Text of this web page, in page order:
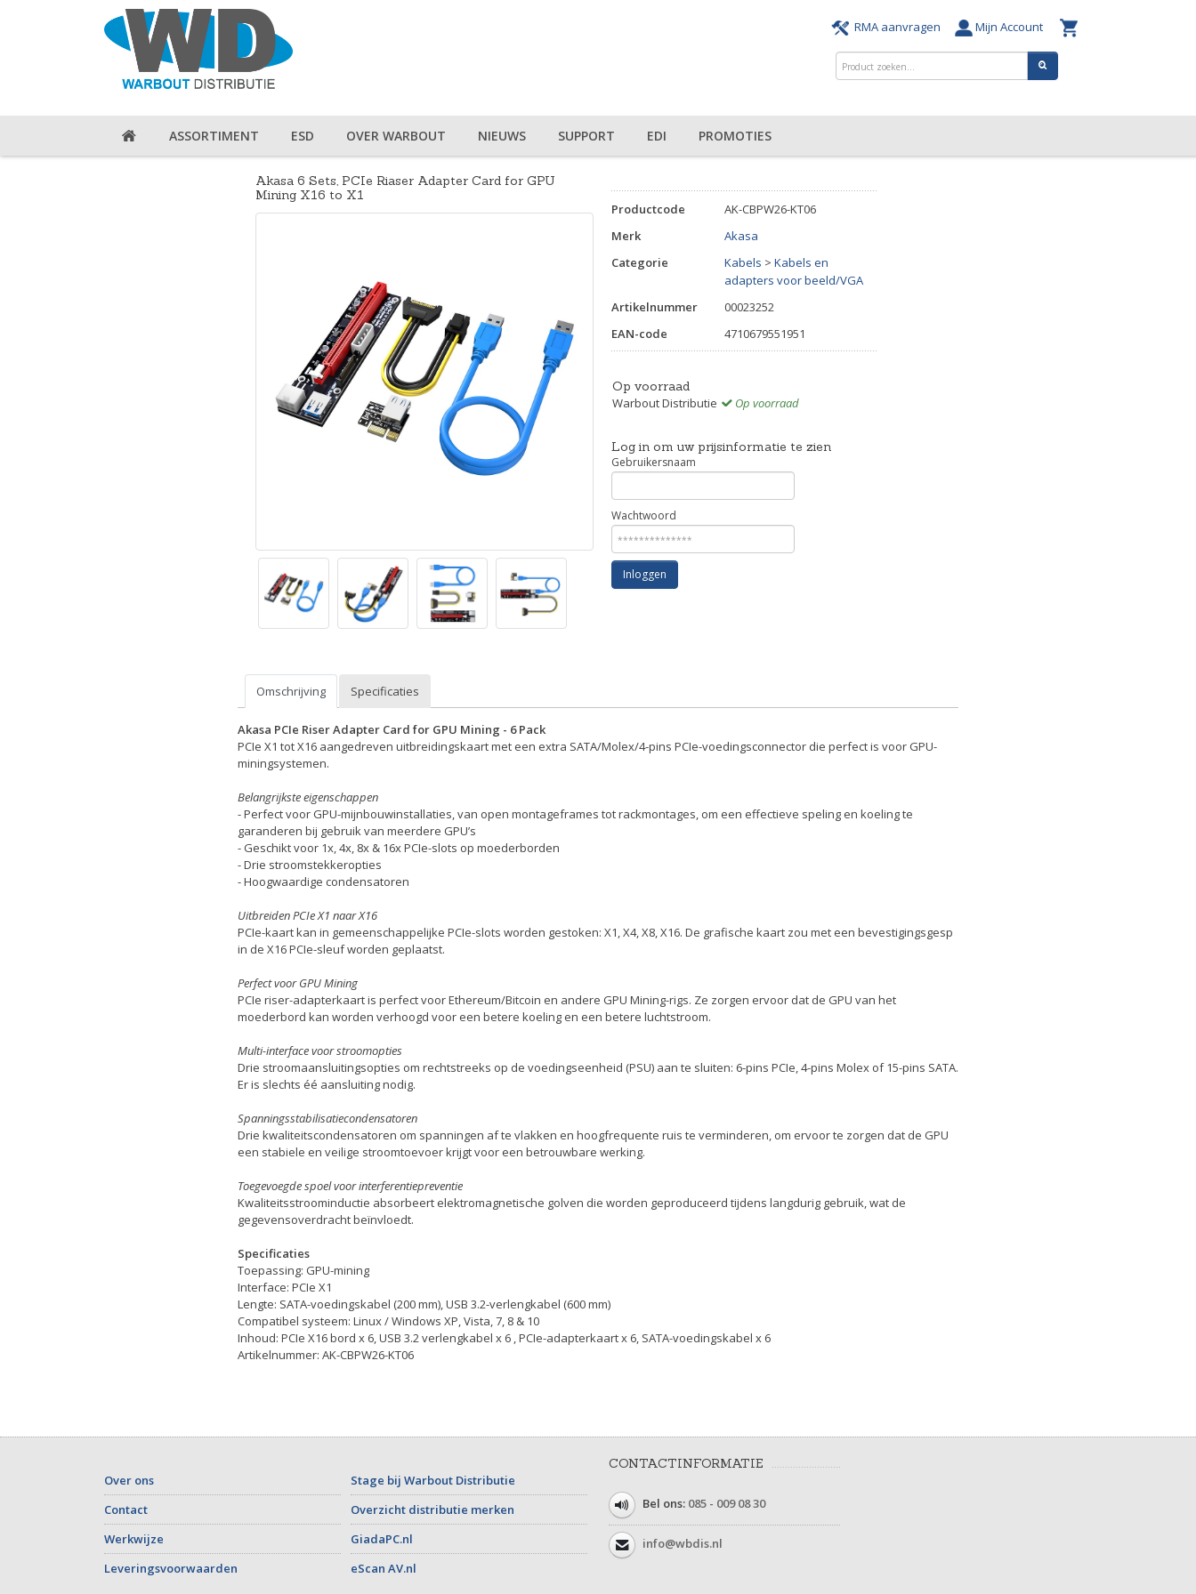
RMA aanvragen Mijn Account
ASSORTIMENT ESD OVER WARBOUT NIEUWS SUPPORT EDI PROMOTIES
Akasa 6 Sets, PCIe Riaser Adapter Card for GPU
Mining X16 to X1
Productcode
AK-CBPW26-KT06
Merk
Akasa
Categorie
Kabels > Kabels en
adapters voor beeld/VGA
Artikelnummer
00023252
EAN-code
4710679551951
Op voorraad
Warbout Distributie
Op voorraad
Log in om uw prijsinformatie te zien
Gebruikersnaam
Wachtwoord
Inloggen
Omschrijving Specificaties
Akasa PCIe Riser Adapter Card for GPU Mining - 6 Pack
PCIe X1 tot X16 aangedreven uitbreidingskaart met een extra SATA/Molex/4-pins PCIe-voedingsconnector die perfect is voor GPU-
miningsystemen.
Belangrijkste eigenschappen
- Perfect voor GPU-mijnbouwinstallaties, van open montageframes tot rackmontages, om een effectieve speling en koeling te
garanderen bij gebruik van meerdere GPU’s
- Geschikt voor 1x, 4x, 8x & 16x PCIe-slots op moederborden
- Drie stroomstekkeropties
- Hoogwaardige condensatoren
Uitbreiden PCIe X1 naar X16
PCIe-kaart kan in gemeenschappelijke PCIe-slots worden gestoken: X1, X4, X8, X16. De grafische kaart zou met een bevestigingsgesp
in de X16 PCIe-sleuf worden geplaatst.
Perfect voor GPU Mining
PCIe riser-adapterkaart is perfect voor Ethereum/Bitcoin en andere GPU Mining-rigs. Ze zorgen ervoor dat de GPU van het
moederbord kan worden verhoogd voor een betere koeling en een betere luchtstroom.
Multi-interface voor stroomopties
Drie stroomaansluitingsopties om rechtstreeks op de voedingseenheid (PSU) aan te sluiten: 6-pins PCIe, 4-pins Molex of 15-pins SATA.
Er is slechts éé aansluiting nodig.
Spanningsstabilisatiecondensatoren
Drie kwaliteitscondensatoren om spanningen af te vlakken en hoogfrequente ruis te verminderen, om ervoor te zorgen dat de GPU
een stabiele en veilige stroomtoevoer krijgt voor een betrouwbare werking.
Toegevoegde spoel voor interferentiepreventie
Kwaliteitsstroominductie absorbeert elektromagnetische golven die worden geproduceerd tijdens langdurig gebruik, wat de
gegevensoverdracht beïnvloedt.
Specificaties
Toepassing: GPU-mining
Interface: PCIe X1
Lengte: SATA-voedingskabel (200 mm), USB 3.2-verlengkabel (600 mm)
Compatibel systeem: Linux / Windows XP, Vista, 7, 8 & 10
Inhoud: PCIe X16 bord x 6, USB 3.2 verlengkabel x 6 , PCIe-adapterkaart x 6, SATA-voedingskabel x 6
Artikelnummer: AK-CBPW26-KT06
Over ons
Contact
Werkwijze
Leveringsvoorwaarden
Stage bij Warbout Distributie
Overzicht distributie merken
GiadaPC.nl
eScan AV.nl
CONTACTINFORMATIE
Bel ons: 085 - 009 08 30
info@wbdis.nl